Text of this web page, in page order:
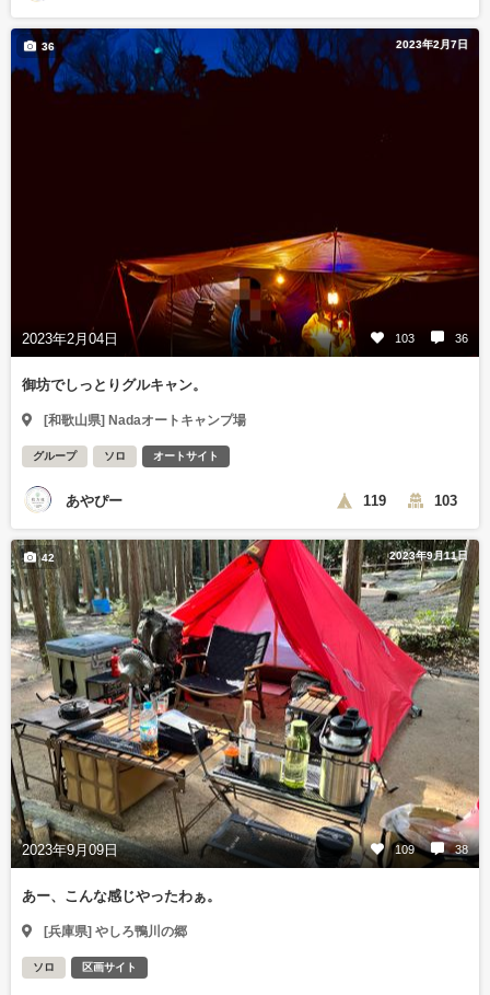
2023年2月7日
2023年2月04日 103 36
36
御坊でしっとりグルキャン。
[和歌山県] Nadaオートキャンプ場
グループ ソロ オートサイト
あやぴー 119 103
2023年9月11日
2023年9月09日 109 38
42
あー、こんな感じやったわぁ。
[兵庫県] やしろ鴨川の郷
ソロ 区画サイト